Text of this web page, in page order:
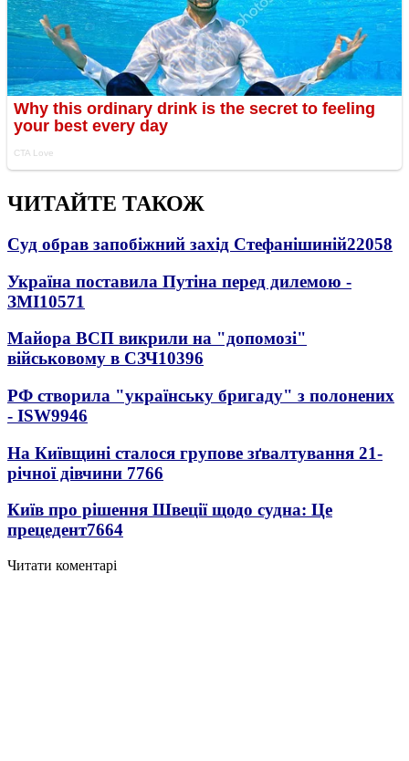
ЧИТАЙТЕ ТАКОЖ
Суд обрав запобіжний захід Стефанішиній22058
Україна поставила Путіна перед дилемою -
ЗМІ10571
Майора ВСП викрили на "допомозі"
військовому в СЗЧ10396
РФ створила "українську бригаду" з полонених
- ISW9946
На Київщині сталося групове зґвалтування 21-
річної дівчини 7766
Київ про рішення Швеції щодо судна: Це
прецедент7664
Читати коментарі